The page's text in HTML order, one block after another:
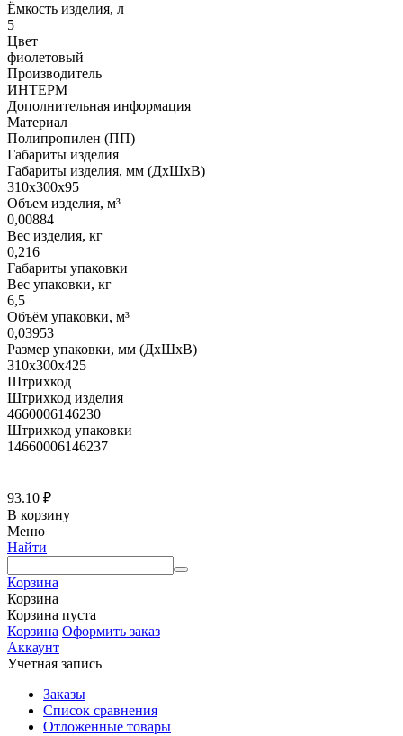
Ёмкость изделия, л
5
Цвет
фиолетовый
Производитель
ИНТЕРМ
Дополнительная информация
Материал
Полипропилен (ПП)
Габариты изделия
Габариты изделия, мм (ДхШхВ)
310х300х95
Объем изделия, м³
0,00884
Вес изделия, кг
0,216
Габариты упаковки
Вес упаковки, кг
6,5
Объём упаковки, м³
0,03953
Размер упаковки, мм (ДхШхВ)
310х300х425
Штрихкод
Штрихкод изделия
4660006146230
Штрихкод упаковки
14660006146237
93.10 ₽
В корзину
Меню
Найти
Корзина
Корзина
Корзина пуста
Корзина Оформить заказ
Аккаунт
Учетная запись
Заказы
Список сравнения
Отложенные товары